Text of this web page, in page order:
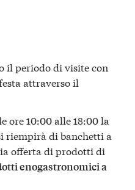
il periodo di visite con
attraverso il
ore 10:00 alle 18:00 la
riempirà di banchetti a
offerta di prodotti di
enogastronomici a